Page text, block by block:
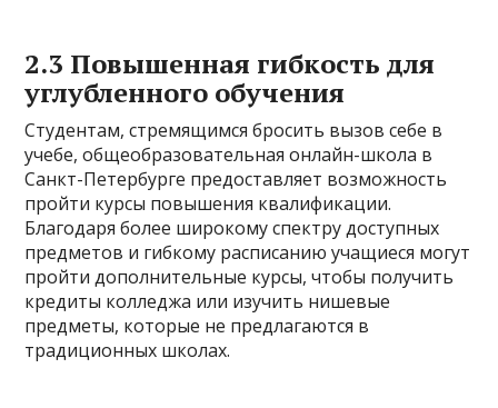
2.3 Повышенная гибкость для
углубленного обучения
Студентам, стремящимся бросить вызов себе в
учебе, общеобразовательная онлайн-школа в
Санкт-Петербурге предоставляет возможность
пройти курсы повышения квалификации.
Благодаря более широкому спектру доступных
предметов и гибкому расписанию учащиеся могут
пройти дополнительные курсы, чтобы получить
кредиты колледжа или изучить нишевые
предметы, которые не предлагаются в
традиционных школах.